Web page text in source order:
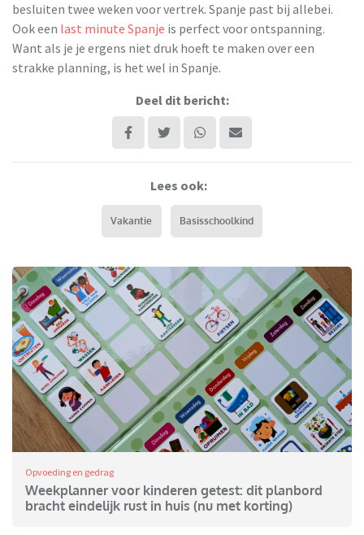
besluiten twee weken voor vertrek. Spanje past bij allebei.
Ook een last minute Spanje is perfect voor ontspanning.
Want als je je ergens niet druk hoeft te maken over een
strakke planning, is het wel in Spanje.
Deel dit bericht:
Lees ook:
Vakantie Basisschoolkind
Opvoeding en gedrag
Weekplanner voor kinderen getest: dit planbord
bracht eindelijk rust in huis (nu met korting)